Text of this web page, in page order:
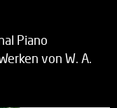
Piano
von W. A.